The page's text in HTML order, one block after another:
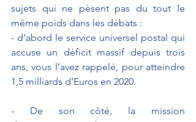
sujets qui ne pèsent pas du tout le
même poids dans les débats :
- d’abord le service universel postal qui
accuse un déficit massif depuis trois
ans, vous l’avez rappelé, pour atteindre
1,5 milliards d’Euros en 2020.
- De son côté, la mission